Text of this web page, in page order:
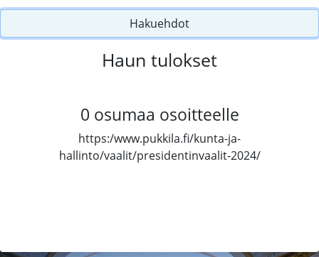
Hakuehdot
Haun tulokset
0 osumaa osoitteelle
https:/www.pukkila.fi/kunta-ja-
hallinto/vaalit/presidentinvaalit-2024/